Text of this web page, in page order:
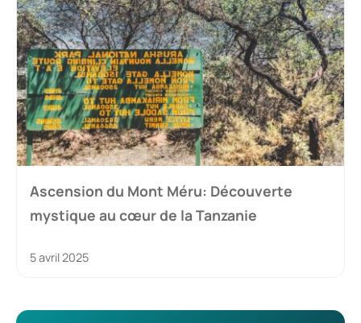
Ascension du Mont Méru: Découverte
mystique au cœur de la Tanzanie
5 avril 2025